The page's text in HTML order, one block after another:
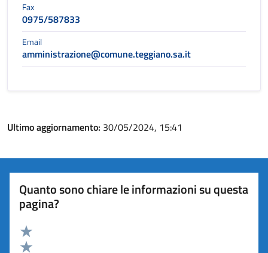
Fax
0975/587833
Email
amministrazione@comune.teggiano.sa.it
Ultimo aggiornamento: 30/05/2024, 15:41
Quanto sono chiare le informazioni su questa
pagina?
Valuta 5 stelle su 5